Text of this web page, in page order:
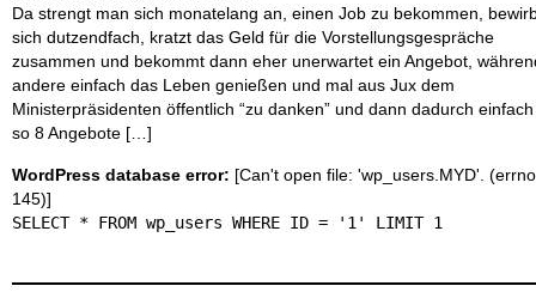
Da strengt man sich monatelang an, einen Job zu bekommen,
sich dutzendfach, kratzt das Geld für die Vorstellungsgespräche
zusammen und bekommt dann eher unerwartet ein Angebot,
andere einfach das Leben genießen und mal aus Jux dem
Ministerpräsidenten öffentlich “zu danken” und dann dadurch
so 8 Angebote […]
WordPress database error: [Can't open file: 'wp_users.MYD'.
145)]
SELECT * FROM wp_users WHERE ID = '1' LIMIT 1